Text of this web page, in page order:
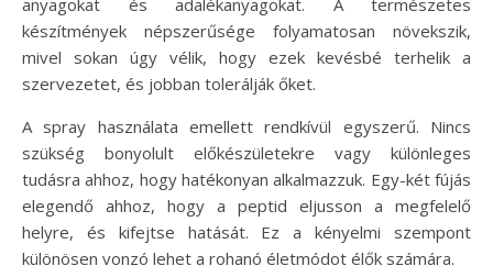
készítmények népszerűsége folyamatosan növekszik,
mivel sokan úgy vélik, hogy ezek kevésbé terhelik a
szervezetet, és jobban tolerálják őket.
A spray használata emellett rendkívül egyszerű. Nincs
szükség bonyolult előkészületekre vagy különleges
tudásra ahhoz, hogy hatékonyan alkalmazzuk. Egy-két fújás
elegendő ahhoz, hogy a peptid eljusson a megfelelő
helyre, és kifejtse hatását. Ez a kényelmi szempont
különösen vonzó lehet a rohanó életmódot élők számára.